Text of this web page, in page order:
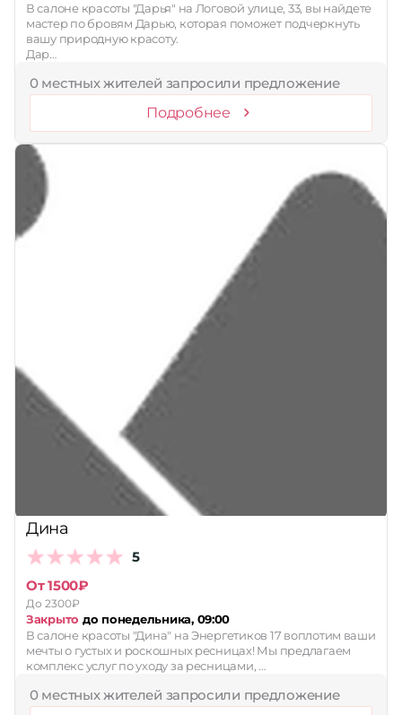
В салоне красоты "Дарья" на Логовой улице, 33, вы найдете
мастер по бровям Дарью, которая поможет подчеркнуть
вашу природную красоту.
Дар…
0 местных жителей запросили предложение
Подробнее
Дина
5
От 1500₽
До 2300₽
Закрыто до понедельника, 09:00
В салоне красоты "Дина" на Энергетиков 17 воплотим ваши
мечты о густых и роскошных ресницах! Мы предлагаем
комплекс услуг по уходу за ресницами, …
0 местных жителей запросили предложение